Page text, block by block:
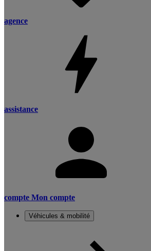
agence
assistance
compte Mon compte
Véhicules & mobilité